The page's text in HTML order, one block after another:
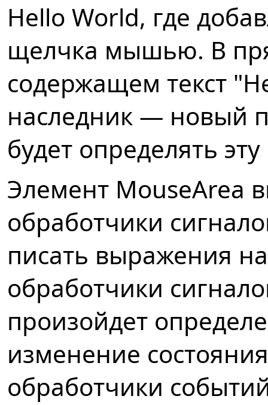
Hello World, где
щелчка мышью. В
содержащем текст
наследник — новый
будет определять
Элемент MouseArea
обработчики
писать выражения
обработчики
произойдет
изменение
обработчики